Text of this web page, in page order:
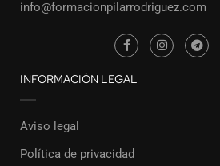
info@formacionpilarrodriguez.com
INFORMACIÓN LEGAL
Aviso legal
Política de privacidad